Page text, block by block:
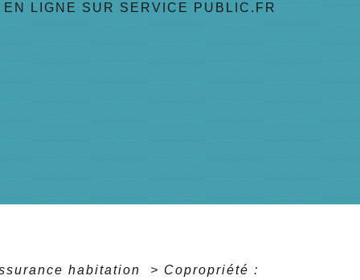
EN LIGNE SUR SERVICE PUBLIC.FR
habitation > Copropriété :